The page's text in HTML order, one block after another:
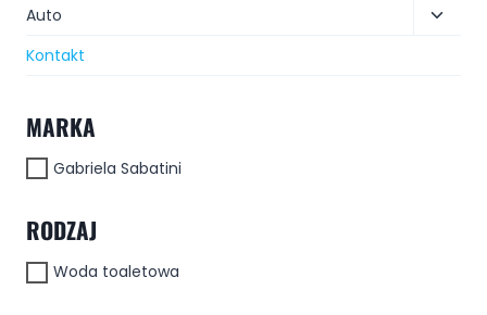
Auto
Kontakt
MARKA
Gabriela Sabatini
RODZAJ
Woda toaletowa